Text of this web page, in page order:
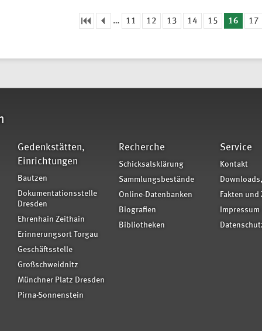
… 11 12 13 14 15 16 17
Gedenkstätten,
Einrichtungen
Bautzen
Dokumentationsstelle
Dresden
Ehrenhain Zeithain
Erinnerungsort Torgau
Geschäftsstelle
Großschweidnitz
Münchner Platz Dresden
Pirna-Sonnenstein
Recherche
Schicksalsklärung
Sammlungsbestände
Online-Datenbanken
Biografien
Bibliotheken
Service
Kontakt
Fakten und
Impressum